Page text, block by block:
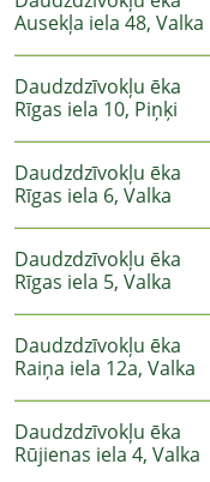
Ausekļa iela 48, Valka
Daudzdzīvokļu ēka
Rīgas iela 10, Piņķi
Daudzdzīvokļu ēka
Rīgas iela 6, Valka
Daudzdzīvokļu ēka
Rīgas iela 5, Valka
Daudzdzīvokļu ēka
Raiņa iela 12a, Valka
Daudzdzīvokļu ēka
Rūjienas iela 4, Valka